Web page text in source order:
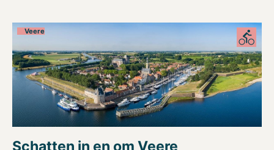
Veere
Schatten in en om Veere